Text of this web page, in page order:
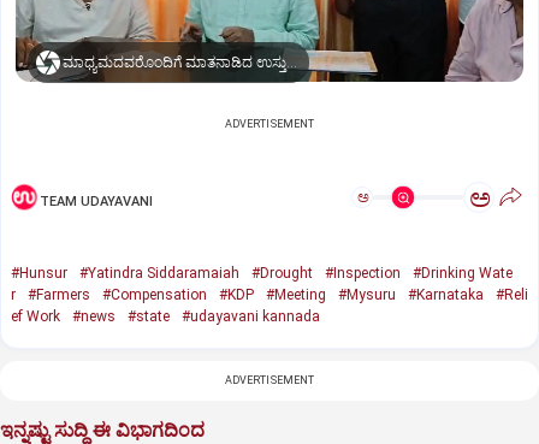
ಮಾಧ್ಯಮದವರೊಂದಿಗೆ ಮಾತನಾಡಿದ ಉಸ್ತುವಾರಿ ಸಚಿವ ಡಾ. ಯತೀಂದ್ರ ಸಿದ್ದರಾಮಯ್ಯ
ADVERTISEMENT
TEAM UDAYAVANI ಅ ಅ
#Hunsur #Yatindra Siddaramaiah #Drought #Inspection
#Drinking Wate
r
#Farmers #Compensation #KDP #Meeting #Mysuru #Karnataka
#Reli
ef Work
#news #state #udayavani kannada
ADVERTISEMENT
ಇನ್ನಷ್ಟು ಸುದ್ದಿ ಈ ವಿಭಾಗದಿಂದ